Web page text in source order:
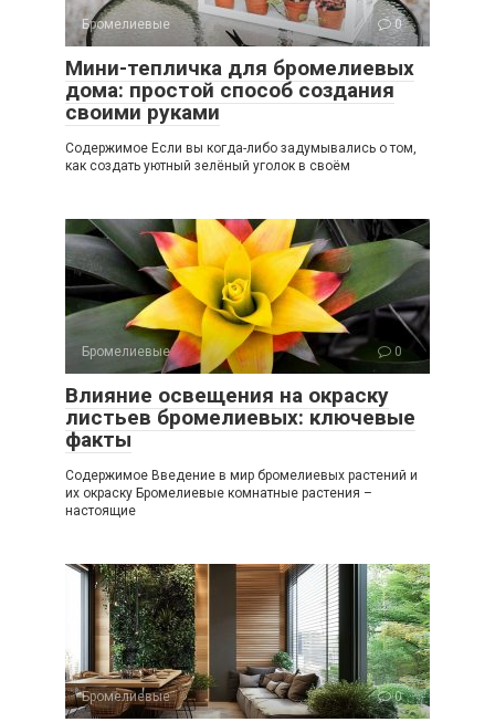
Бромелиевые 0
Мини-тепличка для бромелиевых
дома: простой способ создания
своими руками
Содержимое Если вы когда-либо задумывались о том,
как создать уютный зелёный уголок в своём
Бромелиевые 0
Влияние освещения на окраску
листьев бромелиевых: ключевые
факты
Содержимое Введение в мир бромелиевых растений и
их окраску Бромелиевые комнатные растения –
настоящие
Бромелиевые 0